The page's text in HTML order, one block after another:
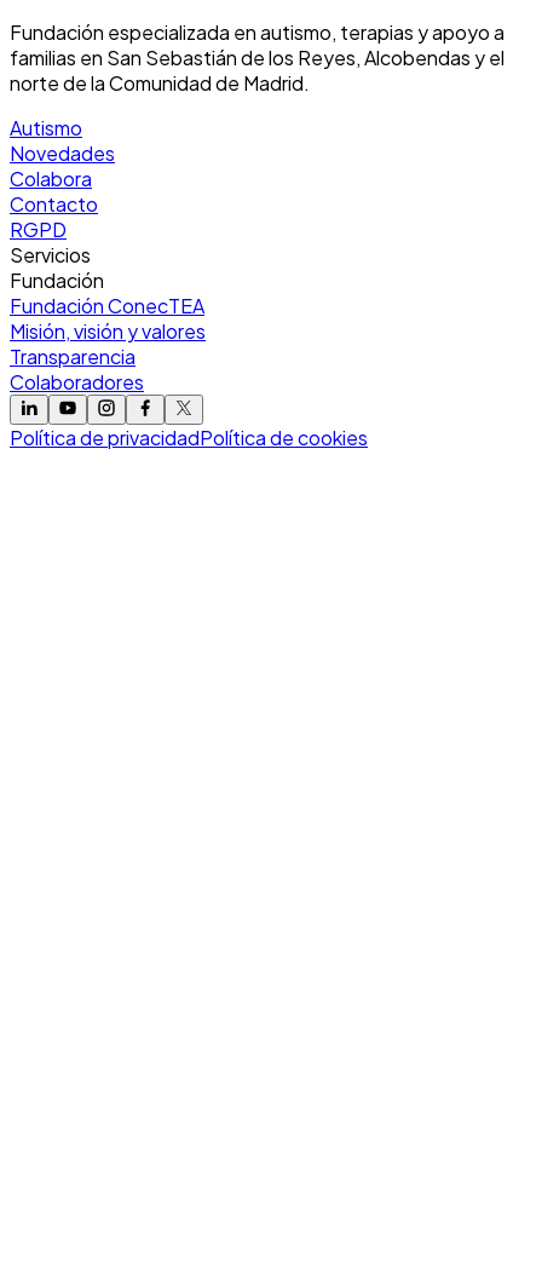
Fundación especializada en autismo, terapias y apoyo a
familias en San Sebastián de los Reyes, Alcobendas y el
norte de la Comunidad de Madrid.
Autismo
Novedades
Colabora
Contacto
RGPD
Servicios
Fundación
Fundación ConecTEA
Misión, visión y valores
Transparencia
Colaboradores
Política de privacidadPolítica de cookies